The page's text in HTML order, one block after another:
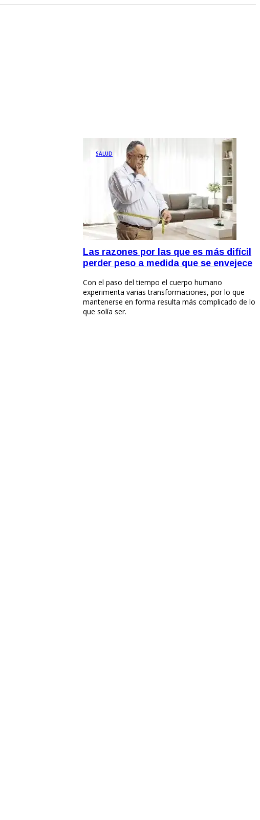
SALUD
Las razones por las que es más difícil
perder peso a medida que se envejece
Con el paso del tiempo el cuerpo humano
experimenta varias transformaciones, por lo que
mantenerse en forma resulta más complicado de lo
que solía ser.